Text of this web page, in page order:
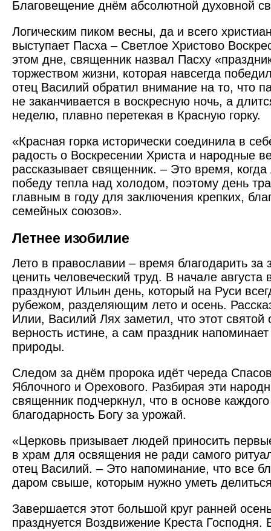
Благовещение днём абсолютной духовной
Логическим пиком весны, да и всего
выступает Пасха – Светлое Христово
этом дне, священник назвал Пасху
торжеством жизни, которая навсегда
отец Василий обратил внимание на то, что
не заканчивается в воскресную ночь, а
неделю, плавно перетекая в Красную горку.
«Красная горка исторически соединила в
радость о Воскресении Христа и народные
рассказывает священник. – Это время,
победу тепла над холодом, поэтому день
главным в году для заключения крепких,
семейных союзов».
Летнее изобилие
Лето в православии – время благодарить
ценить человеческий труд. В начале
празднуют Ильин день, который на Руси
рубежом, разделяющим лето и осень.
Илии, Василий Лях заметил, что этот святой
верность истине, а сам праздник
природы.
Следом за днём пророка идёт череда
Яблочного и Орехового. Разбирая эти
священник подчеркнул, что в основе
благодарность Богу за урожай.
«Церковь призывает людей приносить
в храм для освящения не ради самого
отец Василий. – Это напоминание, что все
даром свыше, которым нужно уметь
Завершается этот большой круг ранней
празднуется Воздвижение Креста Господня.